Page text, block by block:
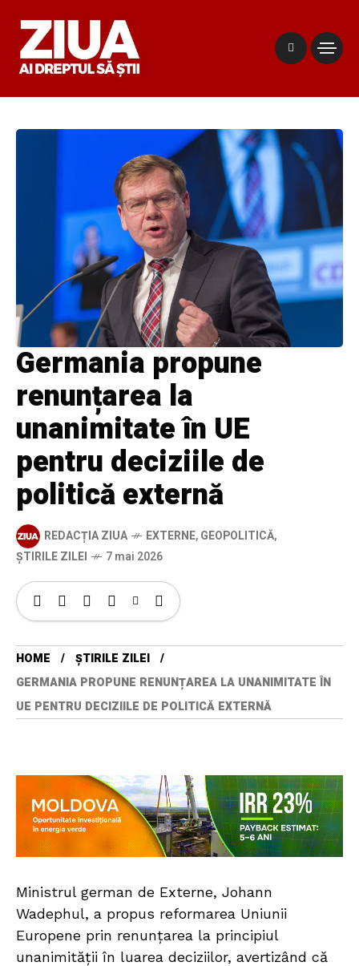
Germania propune
renunțarea la
unanimitate în UE
pentru deciziile de
politică externă
REDACȚIA ZIUA EXTERNE,GEOPOLITICĂ,
ȘTIRILE ZILEI
7 mai 2026
HOME
ȘTIRILE ZILEI
GERMANIA PROPUNE RENUNȚAREA LA UNANIMITATE ÎN
UE PENTRU DECIZIILE DE POLITICĂ EXTERNĂ
Ministrul german de Externe, Johann
Wadephul, a propus reformarea Uniunii
Europene prin renunțarea la principiul
unanimității în luarea deciziilor, avertizând că